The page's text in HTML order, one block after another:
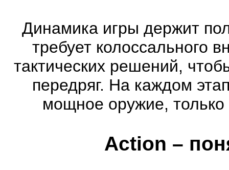
Динамика игры держит
требует колоссального
тактических решений,
передряг. На каждом
мощное оружие, только
Action –